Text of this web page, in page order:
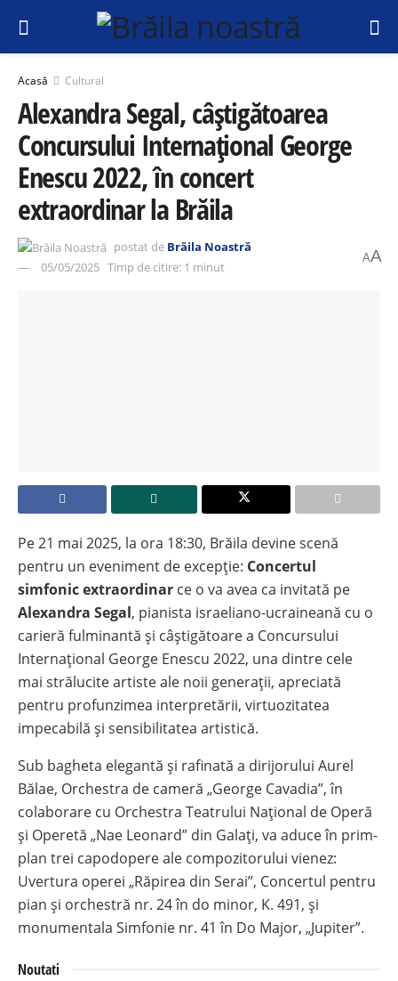
Acasă Cultural
Alexandra Segal, câștigătoarea
Concursului Internațional George
Enescu 2022, în concert
extraordinar la Brăila
postat de Brăila Noastră
05/05/2025 Timp de citire: 1 minut
AA
Pe 21 mai 2025, la ora 18:30, Brăila devine scenă
pentru un eveniment de excepție: Concertul
simfonic extraordinar ce o va avea ca invitată pe
Alexandra Segal, pianista israeliano-ucraineană cu o
carieră fulminantă și câștigătoare a Concursului
Internațional George Enescu 2022, una dintre cele
mai strălucite artiste ale noii generații, apreciată
pentru profunzimea interpretării, virtuozitatea
impecabilă și sensibilitatea artistică.
Sub bagheta elegantă și rafinată a dirijorului Aurel
Bălae, Orchestra de cameră „George Cavadia”, în
colaborare cu Orchestra Teatrului Național de Operă
și Operetă „Nae Leonard” din Galați, va aduce în prim-
plan trei capodopere ale compozitorului vienez:
Uvertura operei „Răpirea din Serai”, Concertul pentru
pian și orchestră nr. 24 în do minor, K. 491, și
monumentala Simfonie nr. 41 în Do Major, „Jupiter”.
Noutati